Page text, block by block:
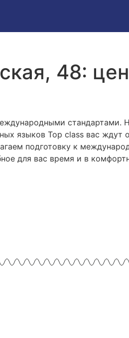
48:
стандартами.
языков Top class вас ждут
подготовку к
для вас время и в